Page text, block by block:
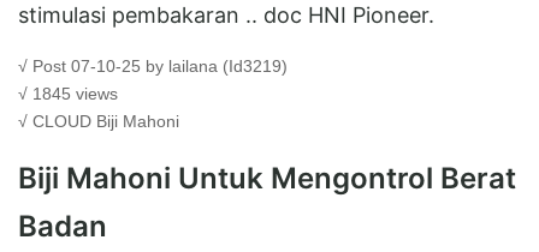
stimulasi pembakaran .. doc HNI Pioneer.
√ Post 07-10-25 by lailana (Id3219)
√ 1845 views
√ CLOUD Biji Mahoni
Biji Mahoni Untuk Mengontrol Berat
Badan